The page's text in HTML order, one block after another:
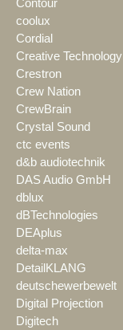
Contour
coolux
Cordial
Creative Technology
Crestron
Crew Nation
CrewBrain
Crystal Sound
ctc events
d&b audiotechnik
DAS Audio GmbH
dblux
dBTechnologies
DEAplus
delta-max
DetailKLANG
deutschewerbewelt
Digital Projection
Digitech